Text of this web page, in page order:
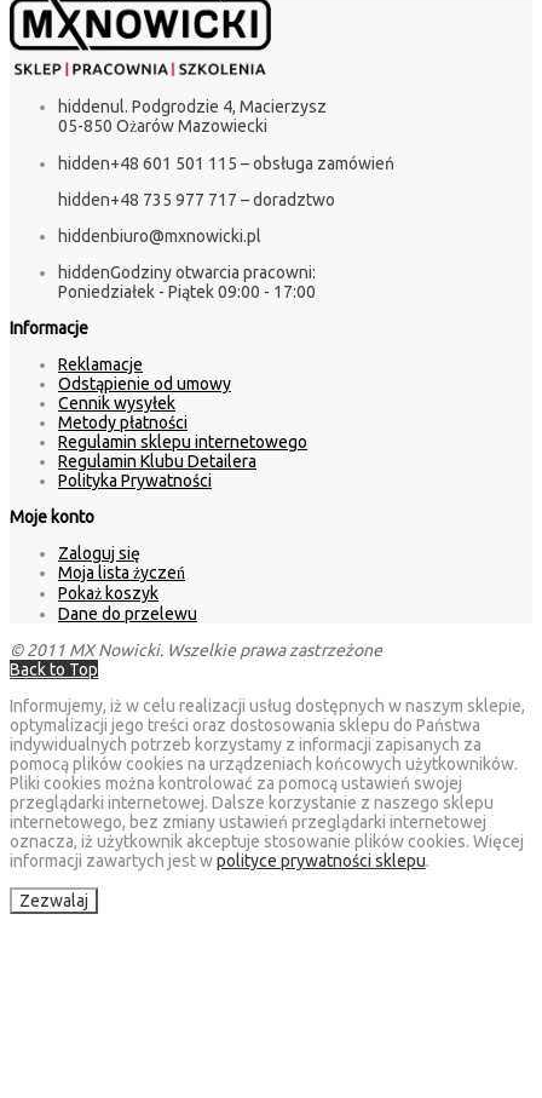
hiddenul. Podgrodzie 4, Macierzysz
05-850 Ożarów Mazowiecki
hidden+48 601 501 115 – obsługa zamówień
hidden+48 735 977 717 – doradztwo
hiddenbiuro@mxnowicki.pl
hiddenGodziny otwarcia pracowni:
Poniedziałek - Piątek 09:00 - 17:00
Informacje
Reklamacje
Odstąpienie od umowy
Cennik wysyłek
Metody płatności
Regulamin sklepu internetowego
Regulamin Klubu Detailera
Polityka Prywatności
Moje konto
Zaloguj się
Moja lista życzeń
Pokaż koszyk
Dane do przelewu
© 2011 MX Nowicki. Wszelkie prawa zastrzeżone
Back to Top
Informujemy, iż w celu realizacji usług dostępnych w naszym sklepie,
optymalizacji jego treści oraz dostosowania sklepu do Państwa
indywidualnych potrzeb korzystamy z informacji zapisanych za
pomocą plików cookies na urządzeniach końcowych użytkowników.
Pliki cookies można kontrolować za pomocą ustawień swojej
przeglądarki internetowej. Dalsze korzystanie z naszego sklepu
internetowego, bez zmiany ustawień przeglądarki internetowej
oznacza, iż użytkownik akceptuje stosowanie plików cookies. Więcej
informacji zawartych jest wpolityce prywatności sklepu.
Zezwalaj